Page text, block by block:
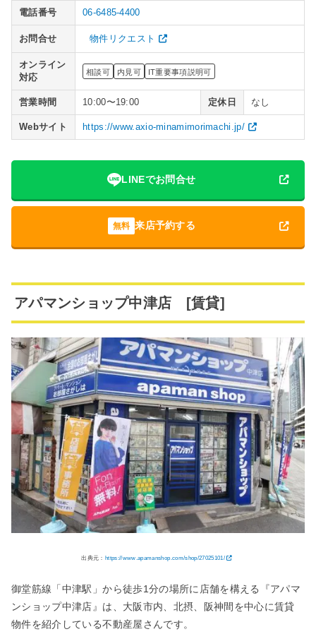
電話番号 06-6485-4400
お問合せ 物件リクエスト
オンライン
対応
相談可 内見可 IT重要事項説明可
営業時間 10:00〜19:00 定休日 なし
Webサイト https://www.axio-minamimorimachi.jp/
LINEでお問合せ
無料 来店予約する
アパマンショップ中津店 [賃貸]
出典元： https://www.apamanshop.com/shop/27025101/
御堂筋線「中津駅」から徒歩1分の場所に店舗を構える『アパマ
ンショップ中津店』は、大阪市内、北摂、阪神間を中心に賃貸
物件を紹介している不動産屋さんです。